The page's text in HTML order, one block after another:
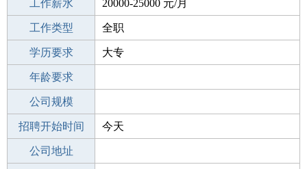
工作薪水 20000-25000 元/月
招聘人数 1人
工作类型 全职
性别要求 -
学历要求 大专
工作经验
年龄要求
工作地点
公司规模
公司电话
招聘开始时间 今天
招聘结束时间
公司地址